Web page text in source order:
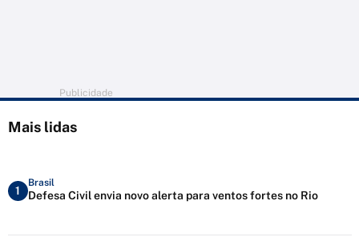
Publicidade
Mais lidas
1
Brasil
Defesa Civil envia novo alerta para ventos fortes no Rio